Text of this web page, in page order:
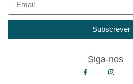
Subscrever
Siga-nos